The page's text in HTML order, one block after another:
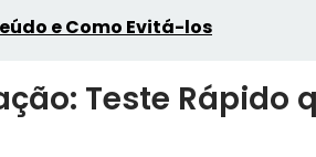
e Como Evitá-los
Teste Rápido